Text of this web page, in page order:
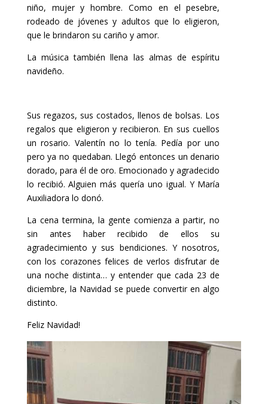
niño, mujer y hombre. Como en el pesebre,
rodeado de jóvenes y adultos que lo eligieron,
que le brindaron su cariño y amor.
La música también llena las almas de espíritu
navideño.
Sus regazos, sus costados, llenos de bolsas. Los
regalos que eligieron y recibieron. En sus cuellos
un rosario. Valentín no lo tenía. Pedía por uno
pero ya no quedaban. Llegó entonces un denario
dorado, para él de oro. Emocionado y agradecido
lo recibió. Alguien más quería uno igual. Y María
Auxiliadora lo donó.
La cena termina, la gente comienza a partir, no
sin antes haber recibido de ellos su
agradecimiento y sus bendiciones. Y nosotros,
con los corazones felices de verlos disfrutar de
una noche distinta… y entender que cada 23 de
diciembre, la Navidad se puede convertir en algo
distinto.
Feliz Navidad!